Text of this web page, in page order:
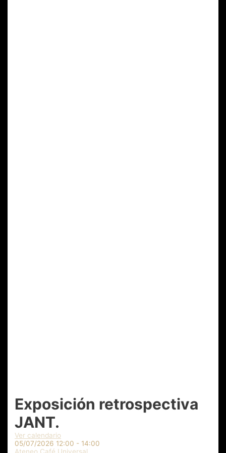
Exposición retrospectiva
JANT.
Ver calendario
05/07/2026 12:00 - 14:00